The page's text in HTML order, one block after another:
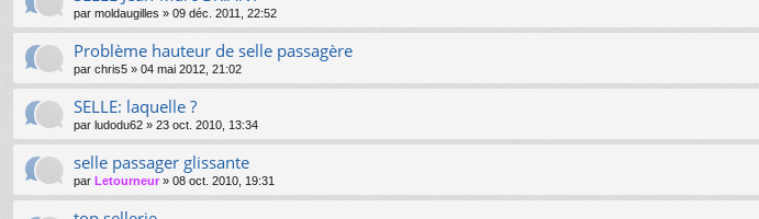
par moldaugilles » 09 déc. 2011, 22:52
Problème hauteur de selle passagère
par chris5 » 04 mai 2012, 21:02
SELLE: laquelle ?
par ludodu62 » 23 oct. 2010, 13:34
selle passager glissante
par Letourneur » 08 oct. 2010, 19:31